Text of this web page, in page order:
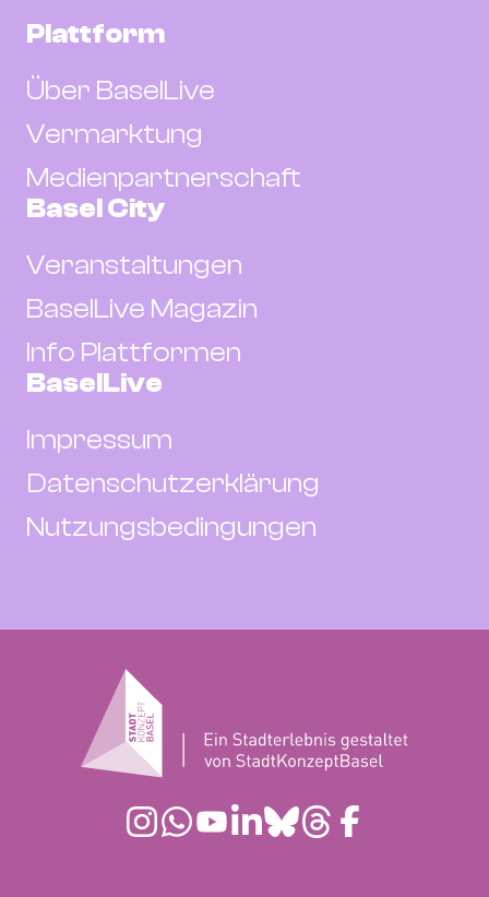
Plattform
Über BaselLive
Vermarktung
Medienpartnerschaft
Basel City
Veranstaltungen
BaselLive Magazin
Info Plattformen
BaselLive
Impressum
Datenschutzerklärung
Nutzungsbedingungen